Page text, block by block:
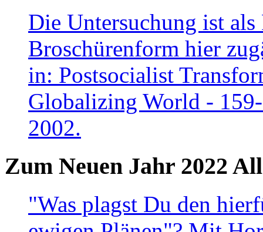
Die Untersuchung ist
Broschürenform hier
in: Postsocialist
Globalizing World -
2002.
Zum Neuen Jahr 2022
"Was plagst Du den